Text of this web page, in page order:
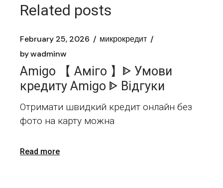
Related posts
February 25, 2026
микрокредит
bywadminw
Amigo 【 Аміго 】ᐈ Умови
кредиту Amigo ᐈ Відгуки
Отримати швидкий кредит онлайн без
фото на карту можна
Read more